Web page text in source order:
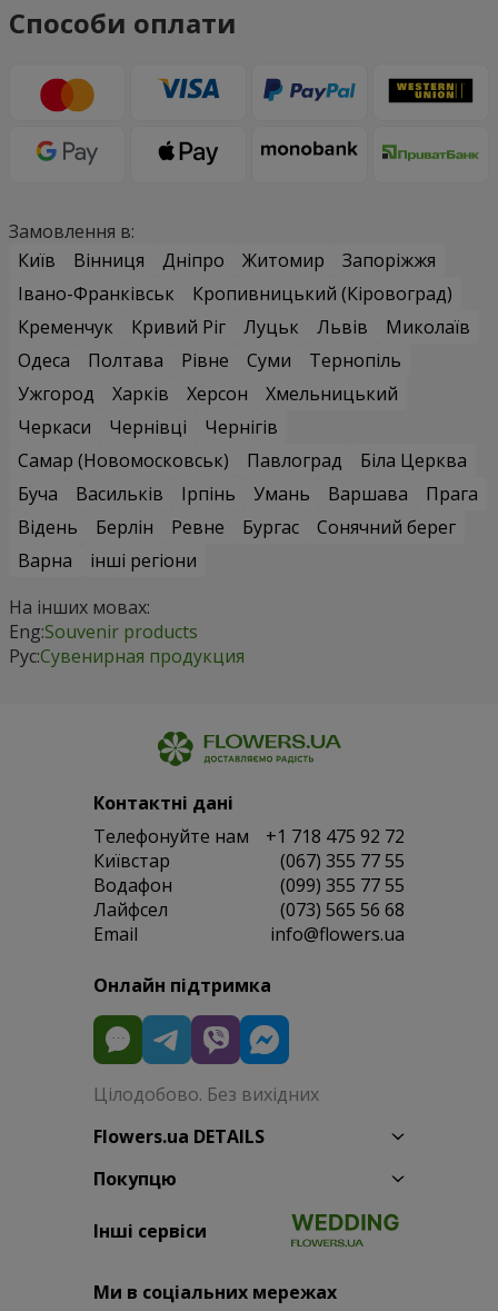
Способи оплати
Замовлення в:
Київ
Вінниця Дніпро Житомир
Запоріжжя
Івано-Франківськ
Кропивницький (Кіровоград)
Кременчук
Кривий Ріг Луцьк Львів
Миколаїв
Одеса
Полтава Рівне Суми
Тернопіль
Ужгород
Харків Херсон
Хмельницький
Черкаси
Чернівці
Чернігів
Самар (Новомосковськ)
Павлоград
Біла Церква
Буча
Васильків Ірпінь Умань Варшава
Прага
Відень
Берлін Ревне Бургас
Сонячний берег
Варна
інші регіони
На інших мовах:
Eng:Souvenir products
Рус:Сувенирная продукция
Контактні дані
Телефонуйте нам
+1 718 475 92 72
Київстар
(067) 355 77 55
Водафон
(099) 355 77 55
Лайфсел
(073) 565 56 68
Email
info@flowers.ua
Онлайн підтримка
Цілодобово. Без вихідних
Flowers.ua DETAILS
Покупцю
Інші сервіси
Ми в соціальних мережах